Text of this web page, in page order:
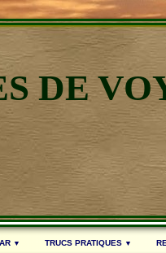
DE
▼ TRUCS PRATIQUES ▼